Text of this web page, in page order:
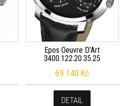
Epos Oeuvre D’Art
3400.122.20.35.25
69 140 Kč
DETAIL